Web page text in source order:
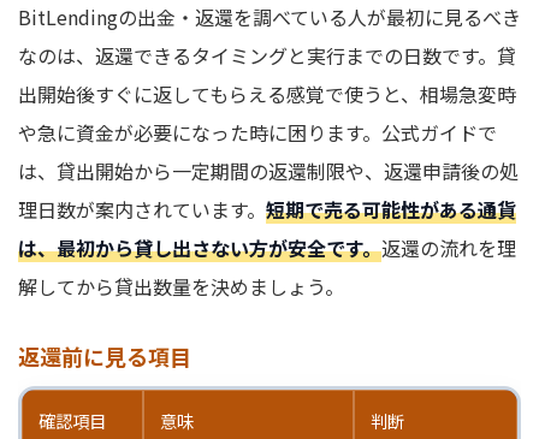
BitLendingの出金・返還を調べている人が最初に見るべき
なのは、返還できるタイミングと実行までの日数です。貸
出開始後すぐに返してもらえる感覚で使うと、相場急変時
や急に資金が必要になった時に困ります。公式ガイドで
は、貸出開始から一定期間の返還制限や、返還申請後の処
理日数が案内されています。 短期で売る可能性がある通貨
は、最初から貸し出さない方が安全です。返還の流れを理
解してから貸出数量を決めましょう。
返還前に見る項目
確認項目 意味 判断